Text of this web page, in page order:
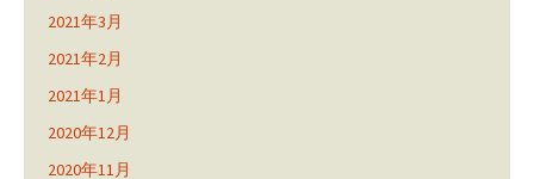
2021年3月
2021年2月
2021年1月
2020年12月
2020年11月